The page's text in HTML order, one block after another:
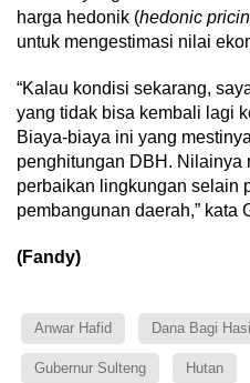
harga hedonik (hedonic
untuk mengestimasi nilai
“Kalau kondisi sekarang,
yang tidak bisa kembali lagi
Biaya-biaya ini yang
penghitungan DBH. Nilainya
perbaikan lingkungan selain
pembangunan daerah,” kata
(Fandy)
Anwar Hafid Dana Bagi
Gubernur Sulteng Hutan